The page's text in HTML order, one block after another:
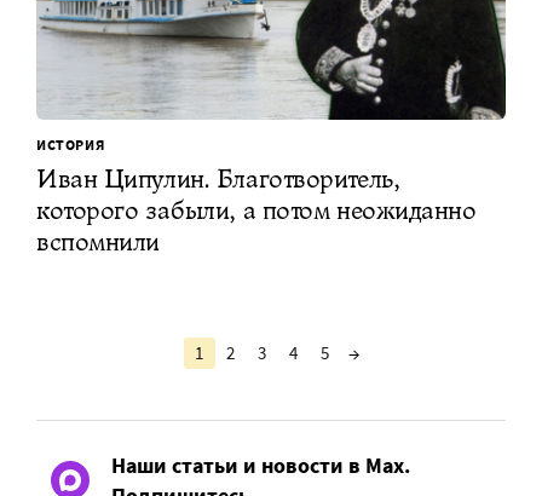
ИСТОРИЯ
Иван Ципулин. Благотворитель,
которого забыли, а потом неожиданно
вспомнили
1 2 3 4 5 →
Наши статьи и новости в Max.